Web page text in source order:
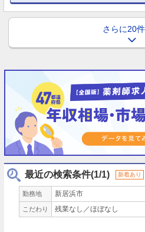
さらに20
最近の検索条件(1/1) 新着あり
勤務地 新居浜市
こだわり 残業なし／ほぼなし